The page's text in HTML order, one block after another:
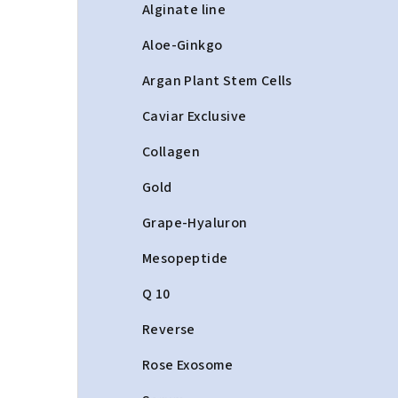
Alginate line
Aloe-Ginkgo
Argan Plant Stem Cells
Caviar Exclusive
Collagen
Gold
Grape-Hyaluron
Mesopeptide
Q 10
Reverse
Rose Exosome